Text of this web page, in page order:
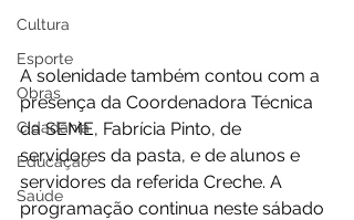
Cultura
Esporte
Obras
Cidadania
Educação
Saúde
A solenidade também contou com a
presença da Coordenadora Técnica
da SEME, Fabrícia Pinto, de
servidores da pasta, e de alunos e
servidores da referida Creche. A
programação continua neste sábado